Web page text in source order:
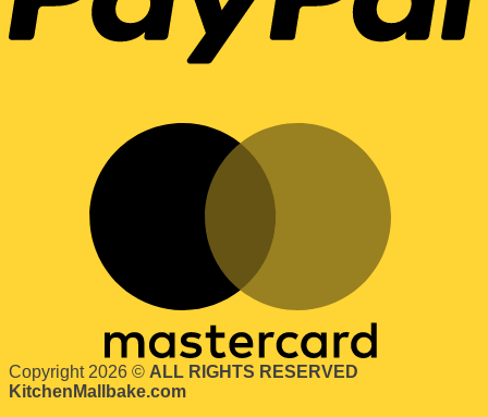
Copyright 2026 © ALL RIGHTS RESERVED
KitchenMallbake.com